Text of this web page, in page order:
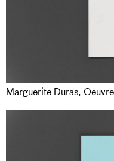
Marguerite Duras,